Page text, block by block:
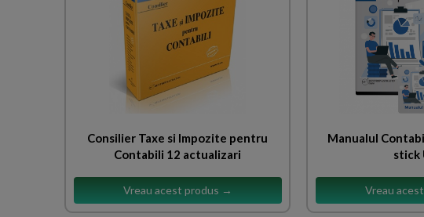
Consilier Taxe si Impozite pentru
Contabili 12 actualizari
Vreau acest produs →
Manualul
stick
Vreau